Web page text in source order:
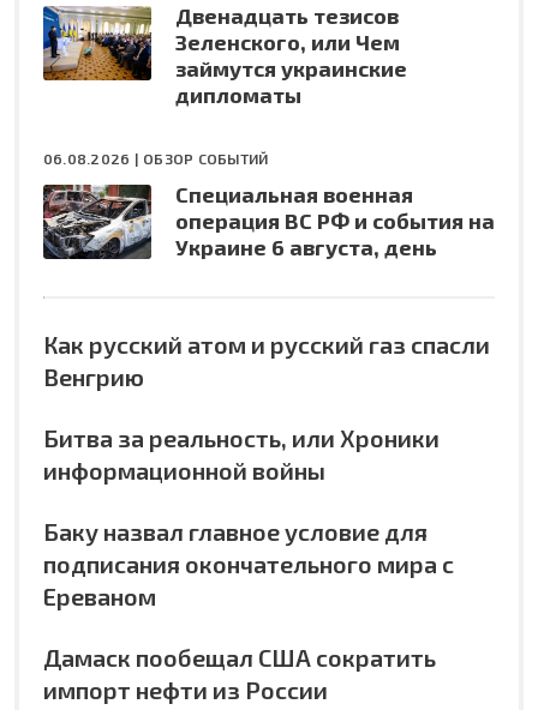
Двенадцать тезисов
Зеленского, или Чем
займутся украинские
дипломаты
06.08.2026 | ОБЗОР СОБЫТИЙ
Специальная военная
операция ВС РФ и события на
Украине 6 августа, день
Как русский атом и русский газ спасли
Венгрию
Битва за реальность, или Хроники
информационной войны
Баку назвал главное условие для
подписания окончательного мира с
Ереваном
Дамаск пообещал США сократить
импорт нефти из России